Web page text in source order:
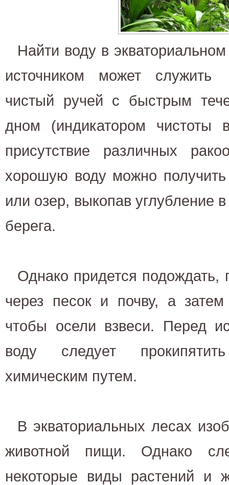
Найти воду в
источником может
чистый ручей с быстрым
дном (индикатором чистоты
присутствие различных
хорошую воду можно получить
или озер, выкопав углубление
берега.
Однако придется подождать,
через песок и почву, а затем
чтобы осели взвеси. Перед
воду следует
химическим путем.
В экваториальных лесах
животной пищи. Однако
некоторые виды растений и